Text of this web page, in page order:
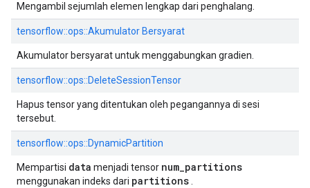
Mengambil sejumlah elemen lengkap dari penghalang.
tensorflow::ops::Akumulator Bersyarat
Akumulator bersyarat untuk menggabungkan gradien.
tensorflow::ops::DeleteSessionTensor
Hapus tensor yang ditentukan oleh pegangannya di sesi
tersebut.
tensorflow::ops::DynamicPartition
Mempartisi data menjadi tensor num_partitions
menggunakan indeks dari partitions